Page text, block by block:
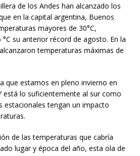
de los Andes han alcanzado los
en la capital argentina, Buenos
mayores de 30°C,
su anterior récord de agosto. En la
temperaturas máximas de
que estamos en pleno invierno en
está lo suficientemente al sur como
estacionales tengan un impacto
de las temperaturas que cabría
lugar y época del año, esta ola de